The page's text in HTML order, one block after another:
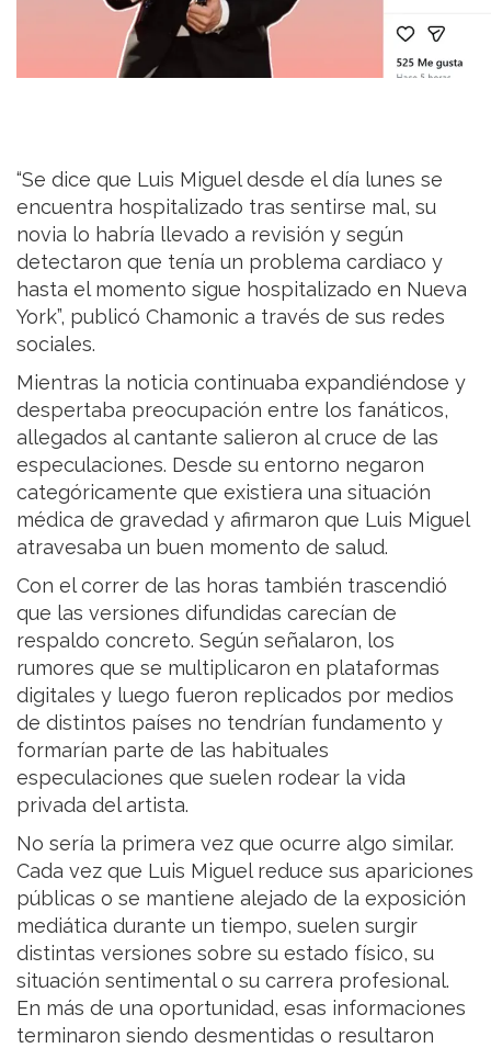
“Se dice que Luis Miguel desde el día lunes se
encuentra hospitalizado tras sentirse mal, su
novia lo habría llevado a revisión y según
detectaron que tenía un problema cardiaco y
hasta el momento sigue hospitalizado en Nueva
York”, publicó Chamonic a través de sus redes
sociales.
Mientras la noticia continuaba expandiéndose y
despertaba preocupación entre los fanáticos,
allegados al cantante salieron al cruce de las
especulaciones. Desde su entorno negaron
categóricamente que existiera una situación
médica de gravedad y afirmaron que Luis Miguel
atravesaba un buen momento de salud.
Con el correr de las horas también trascendió
que las versiones difundidas carecían de
respaldo concreto. Según señalaron, los
rumores que se multiplicaron en plataformas
digitales y luego fueron replicados por medios
de distintos países no tendrían fundamento y
formarían parte de las habituales
especulaciones que suelen rodear la vida
privada del artista.
No sería la primera vez que ocurre algo similar.
Cada vez que Luis Miguel reduce sus apariciones
públicas o se mantiene alejado de la exposición
mediática durante un tiempo, suelen surgir
distintas versiones sobre su estado físico, su
situación sentimental o su carrera profesional.
En más de una oportunidad, esas informaciones
terminaron siendo desmentidas o resultaron